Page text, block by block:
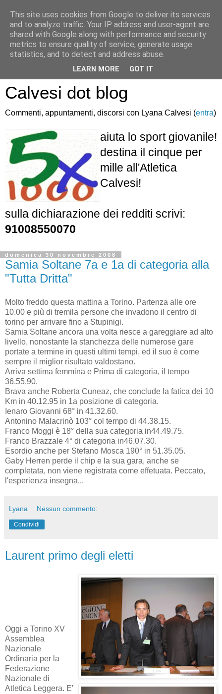
Atletica Sandro
Calvesi dot blog
Commenti, appuntamenti, discorsi con Lyana Calvesi (entra)
aiuta lo sport giovanile!
destina il cinque per
mille all'Atletica
Calvesi!
sulla dichiarazione dei redditi scrivi:
91008550070
domenica 30 novembre 2008
Samia Soltane 7a e 1a di categoria alla
"Tutta Dritta"
Molto freddo questa mattina a Torino. Partenza alle ore
10.00 e più di tremila persone che invadono il centro di
torino per arrivare fino a Stupinigi.
Samia Soltane ancora una volta riesce a gareggiare ad alto
livello, nonostante la stanchezza delle numerose gare
portate a termine in questi ultimi tempi, ed il suo è come
sempre il miglior risultato valdostano.
Arriva settima femmina e Prima di categoria, il tempo
36.55.90.
Brava anche Roberta Cuneaz, che conclude la fatica dei 10
Km in 40.12.95 in 1a posizione di categoria.
Ienaro Giovanni 68° in 41.32.60.
Antonino Malacrinò 103° col tempo di 44.38.15.
Franco Moggi è 18° della sua categoria in44.49.75.
Franco Brazzale 4° di categoria in46.07.30.
Esordio anche per Stefano Mosca 190° in 51.35.05.
Gaby Herren perde il chip e la sua gara, anche se
completata, non viene registrata come effetuata. Peccato,
l'esperienza insegna...
Lyana Nessun commento:
Condividi
Laurent primo degli eletti
Oggi a Torino XV
Assemblea
Nazionale
Ordinaria per la
Federazione
Nazionale di
Atletica Leggera. E'
This site uses cookies from Google to deliver its services
and to analyze traffic. Your IP address and user-agent are
shared with Google along with performance and security
metrics to ensure quality of service, generate usage
statistics, and to detect and address abuse.
LEARN MORE GOT IT